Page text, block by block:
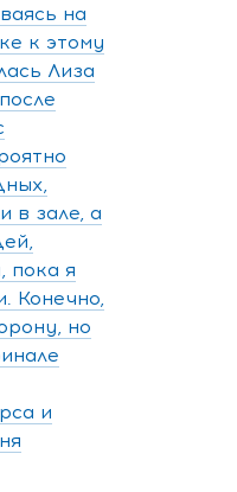
на
к этому
Лиза
в зале, а
пока я
Конечно,
но
и